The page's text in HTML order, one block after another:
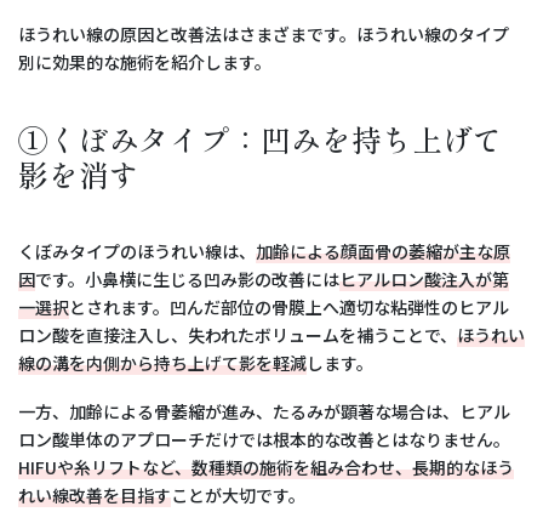
ほうれい線の原因と改善法はさまざまです。ほうれい線のタイプ
別に効果的な施術を紹介します。
①くぼみタイプ：凹みを持ち上げて
影を消す
くぼみタイプのほうれい線は、 加齢による顔面骨の萎縮が主な原
因です。小鼻横に生じる凹み影の改善にはヒアルロン酸注入が第
一選択とされます。凹んだ部位の骨膜上へ適切な粘弾性のヒアル
ロン酸を直接注入し、失われたボリュームを補うことで、 ほうれい
線の溝を内側から持ち上げて影を軽減します。
一方、加齢による骨萎縮が進み、たるみが顕著な場合は、ヒアル
ロン酸単体のアプローチだけでは根本的な改善とはなりません。
HIFUや糸リフトなど、数種類の施術を組み合わせ、長期的なほう
れい線改善を目指すことが大切です。